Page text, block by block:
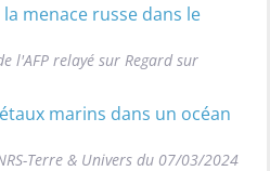
la menace russe dans le
l'AFP relayé sur Regard sur
marins dans un océan
Terre & Univers du 07/03/2024